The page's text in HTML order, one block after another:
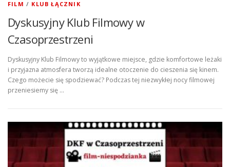
FILM / KLUB ŁĄCZNIK
Dyskusyjny Klub Filmowy w
Czasoprzestrzeni
Dyskusyjny Klub Filmowy to wyjątkowe miejsce, gdzie komfortowe leżaki
i przyjazna atmosfera tworzą idealne otoczenie do cieszenia się kinem.
Czego możecie się spodziewać? Podczas tej niezwykłej nocy filmowej
przeniesiemy się …